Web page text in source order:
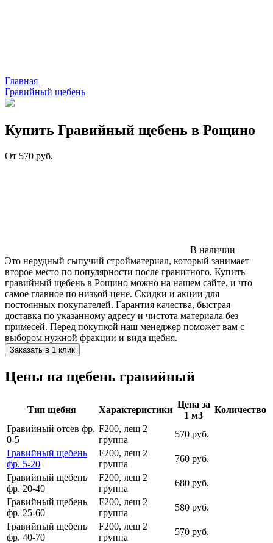
Главная
Гравийный щебень
Купить Гравийный щебень в Рощино
От 570 руб.
В наличии
Это нерудный сыпучий стройматериал, который занимает
второе место по популярности после гранитного. Купить
гравийный щебень в Рощино можно на нашем сайте, и что
самое главное по низкой цене. Скидки и акции для
постоянных покупателей. Гарантия качества, быстрая
доставка по указанному адресу и чистота материала без
примесей. Перед покупкой наш менеджер поможет вам с
выбором нужной фракции и вида щебня.
Заказать в 1 клик
Цены на щебень гравийный
Тип щебня Характеристики
Цена за
1 м3
Количество
Гравийный отсев фр.
0-5
F200, лещ 2
группа
570 руб.
Гравийный щебень
фр. 5-20
F200, лещ 2
группа
760 руб.
Гравийный щебень
фр. 20-40
F200, лещ 2
группа
680 руб.
Гравийный щебень
фр. 25-60
F200, лещ 2
группа
580 руб.
Гравийный щебень
фр. 40-70
F200, лещ 2
группа
570 руб.